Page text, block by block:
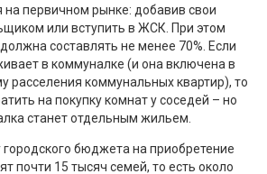
первичном рынке: добавив свои
или вступить в ЖСК. При этом
составлять не менее 70%. Если
в коммуналке (и она включена в
расселения коммунальных квартир), то
на покупку комнат у соседей – но
станет отдельным жильем.
городского бюджета на приобретение
почти 15 тысяч семей, то есть около